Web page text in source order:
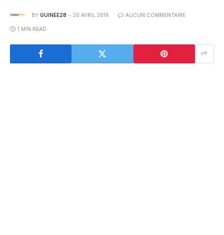
BY GUINEE28 20 AVRIL 2016 AUCUN COMMENTAIRE
1 MIN READ